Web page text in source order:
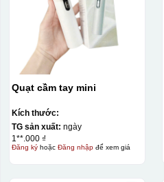
Quạt cầm tay mini
Kích thước:
TG sản xuất: ngày
1**.000 ₫
Đăng kýhoặc Đăng nhậpđể xem giá